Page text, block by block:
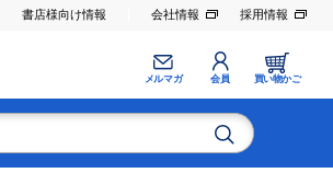
書店様向け情報 会社情報 採用情報
メルマガ 会員 買い物かご